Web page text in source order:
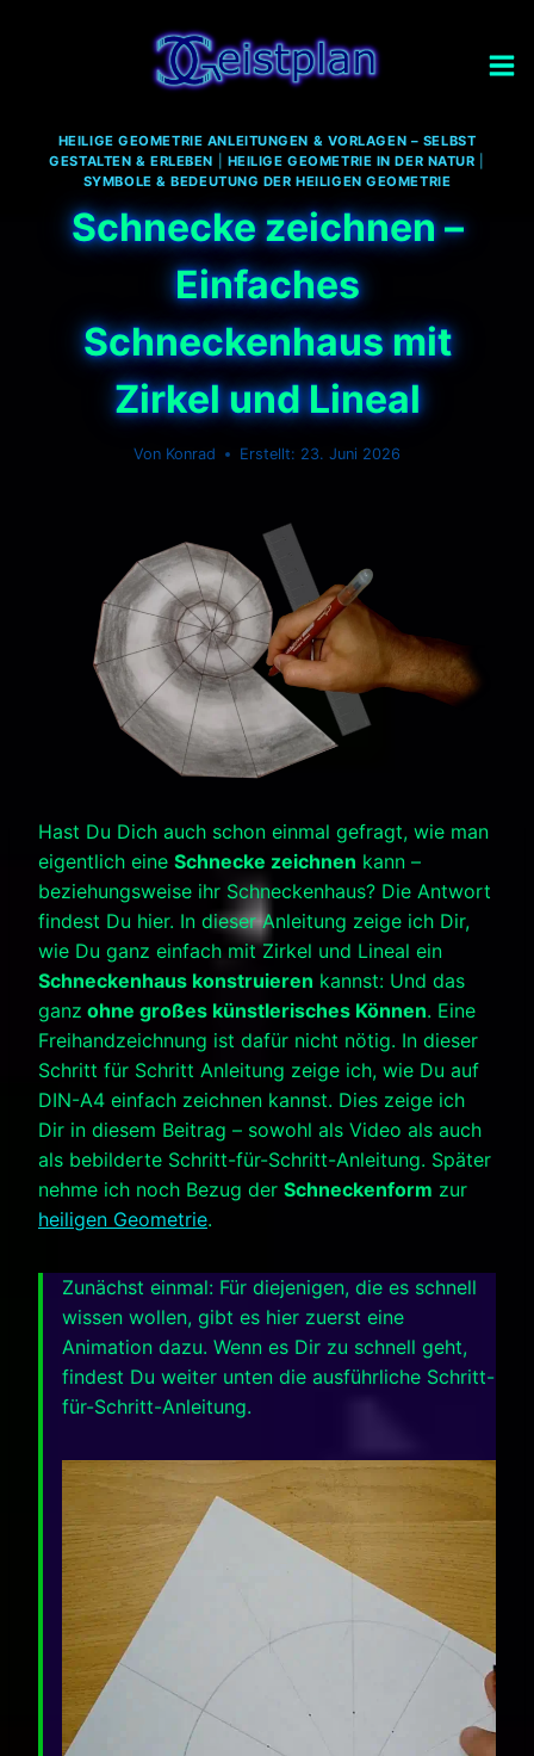
HEILIGE GEOMETRIE ANLEITUNGEN & VORLAGEN – SELBST
GESTALTEN & ERLEBEN
HEILIGE GEOMETRIE IN DER NATUR
SYMBOLE & BEDEUTUNG DER HEILIGEN GEOMETRIE
Schnecke zeichnen –
Einfaches
Schneckenhaus mit
Zirkel und Lineal
Von Konrad 23. Juni 2026
Hast Du Dich auch schon einmal gefragt, wie man
eigentlich eine Schnecke zeichnen kann –
beziehungsweise ihr Schneckenhaus? Die Antwort
findest Du hier. In dieser Anleitung zeige ich Dir,
wie Du ganz einfach mit Zirkel und Lineal ein
Schneckenhaus konstruieren kannst: Und das
ganz ohne großes künstlerisches Können. Eine
Freihandzeichnung ist dafür nicht nötig. In dieser
Schritt für Schritt Anleitung zeige ich, wie Du auf
DIN-A4 einfach zeichnen kannst. Dies zeige ich
Dir in diesem Beitrag – sowohl als Video als auch
als bebilderte Schritt-für-Schritt-Anleitung. Später
nehme ich noch Bezug der Schneckenform zur
heiligen Geometrie.
Zunächst einmal: Für diejenigen, die es schnell
wissen wollen, gibt es hier zuerst eine
Animation dazu. Wenn es Dir zu schnell geht,
findest Du weiter unten die ausführliche Schritt-
für-Schritt-Anleitung.